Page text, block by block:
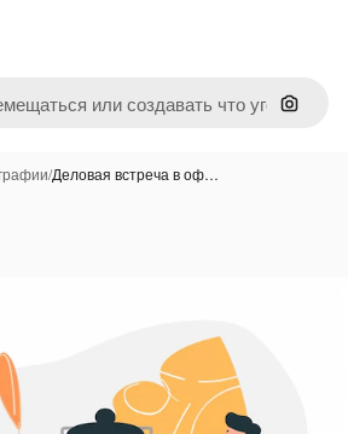
Поиск
/Деловая встреча в оф…